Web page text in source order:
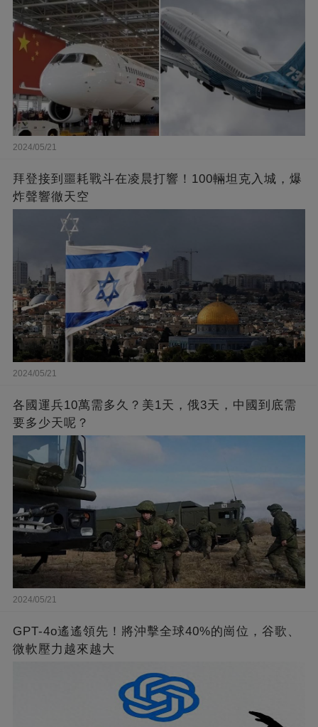
2024/05/21
拜登接到噩耗戰斗在凌晨打響！100輛坦克入城，爆
炸聲響徹天空
2024/05/21
各國運兵10萬需多久？美1天，俄3天，中國到底需
要多少天呢？
2024/05/21
GPT-4o遙遙領先！將沖擊全球40%的崗位，谷歌、
微軟壓力越來越大